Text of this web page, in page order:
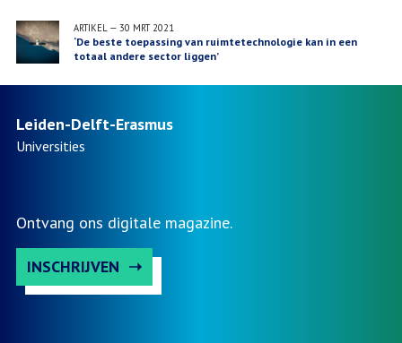
ARTIKEL— 30 MRT 2021
‘De beste toepassing van ruimtetechnologie kan in een
totaal andere sector liggen’
Leiden-Delft-Erasmus
Universities
Ontvang ons digitale magazine.
INSCHRIJVEN